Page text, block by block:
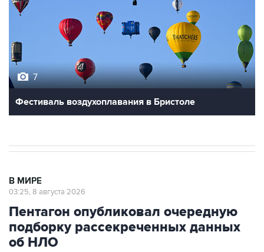
7
Фестиваль воздухоплавания в Бристоле
В МИРЕ
03:25, 8 августа 2026
Пентагон опубликовал очередную
подборку рассекреченных данных
об НЛО